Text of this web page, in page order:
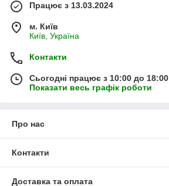
Працює з 13.03.2024
м. Київ
Київ, Україна
Контакти
Сьогодні працює з 10:00 до 18:00
Показати весь графік роботи
Про нас
Контакти
Доставка та оплата